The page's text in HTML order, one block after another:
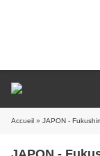
Accueil » JAPON -